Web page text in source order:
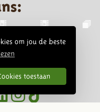
om jou de beste
toestaan